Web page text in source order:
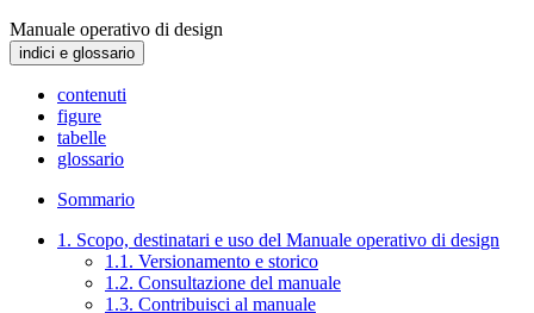
Manuale operativo di design
indici e glossario
contenuti
figure
tabelle
glossario
Sommario
1. Scopo, destinatari e uso del Manuale operativo di design
1.1. Versionamento e storico
1.2. Consultazione del manuale
1.3. Contribuisci al manuale